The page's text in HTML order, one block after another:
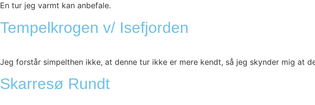
En tur jeg varmt kan anbefale.
Tempelkrogen v/ Isefjorden
Jeg forstår simpelthen ikke, at denne tur ikke er mere kendt, så jeg skynder mig at
Skarresø Rundt